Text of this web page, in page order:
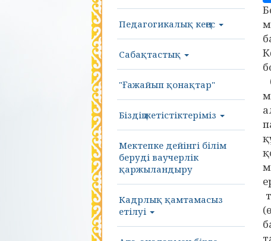
Педагогикалық кеңес
Сабақтастық
"Ғажайып қонақтар"
Біздің жетістіктеріміз
Мектепке дейінгі білім
беруді ваучерлік
қаржыландыру
Кадрлық қамтамасыз
етілуі